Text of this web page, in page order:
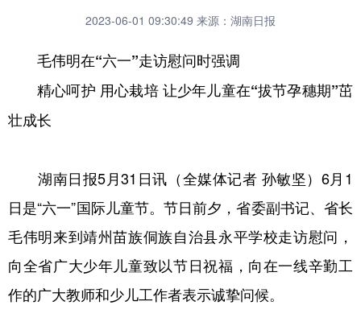
2023-06-01 09:30:49 来源：湖南日报
毛伟明在“六一”走访慰问时强调
精心呵护 用心栽培 让少年儿童在“拔节孕穗期”茁
壮成长
湖南日报5月31日讯（全媒体记者 孙敏坚）6月1
日是“六一”国际儿童节。节日前夕，省委副书记、省长
毛伟明来到靖州苗族侗族自治县永平学校走访慰问，
向全省广大少年儿童致以节日祝福，向在一线辛勤工
作的广大教师和少儿工作者表示诚挚问候。